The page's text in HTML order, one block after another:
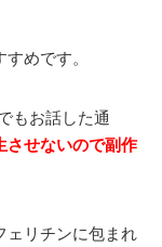
めです。
もお話した通
させないので副作
ェリチンに包まれ